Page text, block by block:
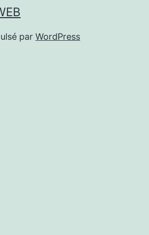
par WordPress